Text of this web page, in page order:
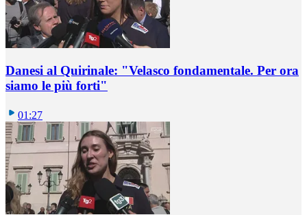
Danesi al Quirinale: "Velasco fondamentale. Per ora
siamo le più forti"
01:27